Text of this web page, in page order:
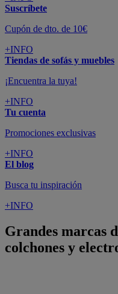
Suscríbete
Cupón de dto. de 10€
+INFO
Tiendas de sofás y muebles
¡Encuentra la tuya!
+INFO
Tu cuenta
Promociones exclusivas
+INFO
El blog
Busca tu inspiración
+INFO
Grandes marcas
colchones y